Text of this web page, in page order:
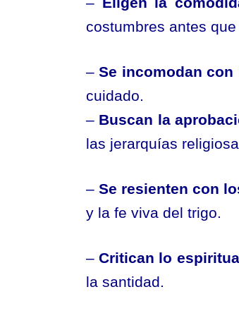
costumbres antes
–Se incomodan
cuidado.
– Buscan la
las jerarquías
–Se resienten con
y la fe viva del trigo.
–Critican lo
la santidad.